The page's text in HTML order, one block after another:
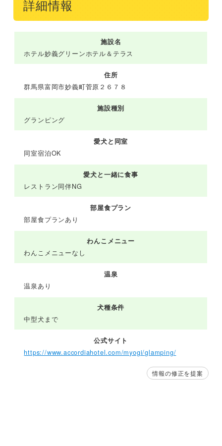
詳細情報
施設名
ホテル妙義グリーンホテル＆テラス
住所
群馬県富岡市妙義町菅原２６７８
施設種別
グランピング
愛犬と同室
同室宿泊OK
愛犬と一緒に食事
レストラン同伴NG
部屋食プラン
部屋食プランあり
わんこメニュー
わんこメニューなし
温泉
温泉あり
犬種条件
中型犬まで
公式サイト
https://www.accordiahotel.com/myogi/glamping/
情報の修正を提案